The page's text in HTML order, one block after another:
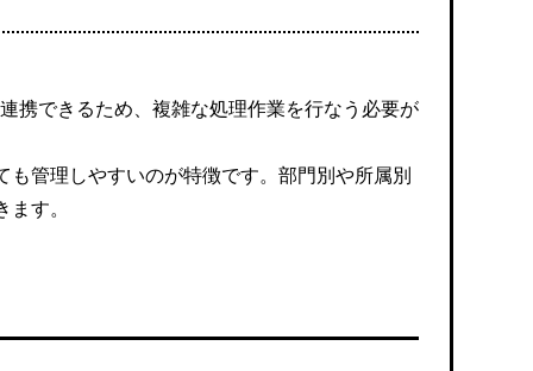
携できるため、複雑な処理作業を行なう必要が
管理しやすいのが特徴です。部門別や所属別
す。